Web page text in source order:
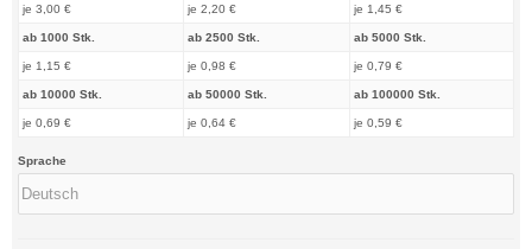
je 3,00 € je 2,20 € je 1,45 €
ab 1000 Stk.
je 1,15 €
ab 2500 Stk.
je 0,98 €
ab 5000 Stk.
je 0,79 €
ab 10000 Stk.
je 0,69 €
ab 50000 Stk.
je 0,64 €
ab 100000 Stk.
je 0,59 €
Sprache